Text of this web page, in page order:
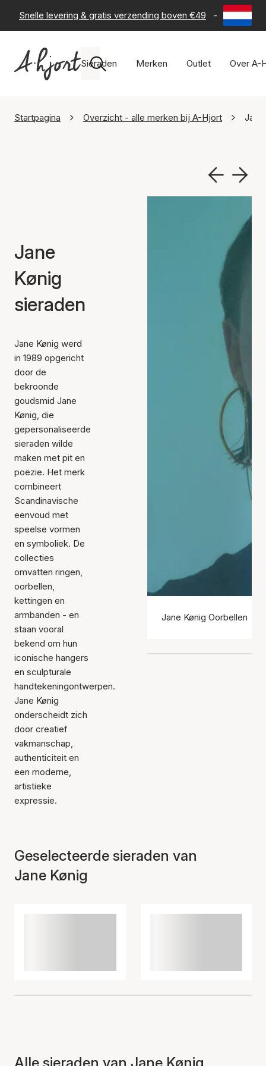
Snelle levering & gratis verzending boven €49 - 60 dagen
Sieraden Merken Outlet Over A-
Startpagina Overzicht - alle merken bij A-Hjort
Jane
Kønig
sieraden
Jane Kønig werd
in 1989 opgericht
door de
bekroonde
goudsmid Jane
Kønig, die
gepersonaliseerde
sieraden wilde
maken met pit en
poëzie. Het merk
combineert
Scandinavische
eenvoud met
speelse vormen
en symboliek. De
collecties
omvatten ringen,
oorbellen,
kettingen en
armbanden - en
staan vooral
bekend om hun
iconische hangers
en sculpturale
handtekeningontwerpen.
Jane Kønig
onderscheidt zich
door creatief
vakmanschap,
authenticiteit en
een moderne,
artistieke
expressie.
Jane Kønig Oorbellen
Geselecteerde sieraden van
Jane Kønig